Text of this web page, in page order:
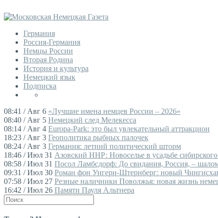
Германия
Россия-Германия
Немцы России
Вторая Родина
История и культура
Немецкий язык
Подписка
08:41 / Авг 6 «Лучшие имена немцев России – 2026»
08:40 / Авг 5 Немецкий след Мелекесса
08:14 / Авг 4 Europa-Park: это был увлекательный аттракцион
18:23 / Авг 3 Геополитика рыбных палочек
08:24 / Авг 3 Германия: летний политический шторм
18:46 / Июл 31 Азовский ННР: Новоселье в усадьбе
08:58 / Июл 31 Посол Ламбсдорф: До свидания, Россия, –
09:31 / Июл 30 Роман фон Унгерн-Штернберг: новый
07:58 / Июл 27 Резные наличники Поволжья: новая жизнь
16:42 / Июл 26 Памяти Пауля Альтнера